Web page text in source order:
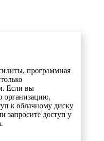
программная
Если вы
организацию,
к облачному диску
запросите доступ у